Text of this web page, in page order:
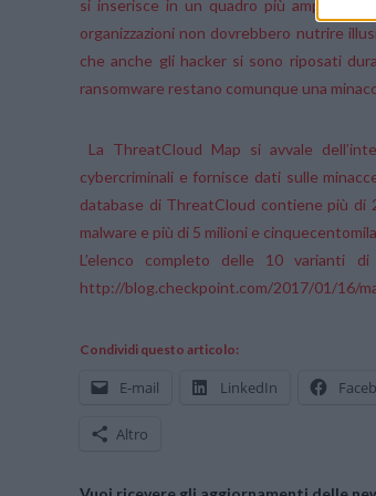
si inserisce in un quadro più ampio,
organizzazioni non dovrebbero nutrire
che anche gli hacker si sono riposati
ransomware restano comunque una
La ThreatCloud Map si avvale
cybercriminali e fornisce dati sulle
database di ThreatCloud contiene più di
malware e più di 5 milioni e
L’elenco completo delle 10 varianti
http://blog.checkpoint.com/2017/01/16/
Condividi questo articolo:
E-mail LinkedIn
Altro